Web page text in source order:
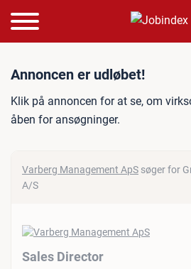
Jobannonce:
Annoncen er udløbet!
Klik på annoncen for at se, om
åben for ansøgninger.
Varberg Management ApS søger for
A/S
Sales Director